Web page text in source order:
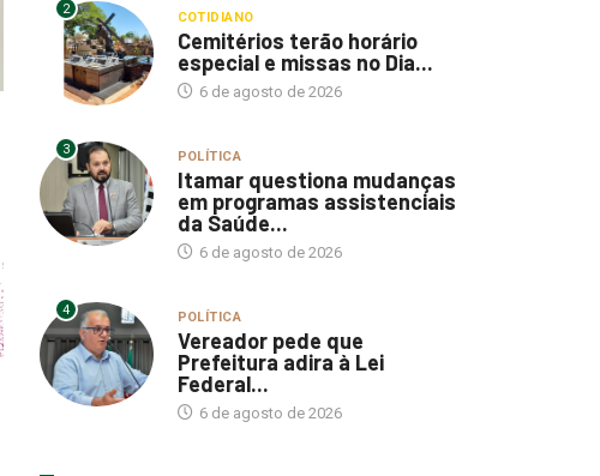
2 COTIDIANO
Cemitérios terão horário
especial e missas no Dia...
6 de agosto de 2026
3 POLÍTICA
Itamar questiona mudanças
em programas assistenciais
da Saúde...
6 de agosto de 2026
4 POLÍTICA
Vereador pede que
Prefeitura adira à Lei
Federal...
6 de agosto de 2026